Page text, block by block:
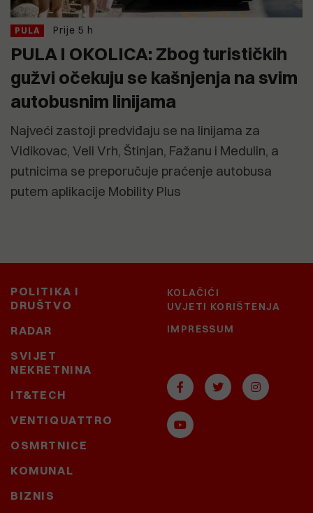
PULA Prije 5 h
PULA I OKOLICA: Zbog turističkih
gužvi očekuju se kašnjenja na svim
autobusnim linijama
Najveći zastoji predviđaju se na linijama za
Vidikovac, Veli Vrh, Štinjan, Fažanu i Medulin, a
putnicima se preporučuje praćenje autobusa
putem aplikacije Mobility Plus
POLITIKA I
DRUŠTVO
RADAR
SVIJET
NEKRETNINA
IT&TECH
VENTIQUATTRO
OSMRTNICE
KOMUNAL
BIZNIS
KOLAČIĆI
UVJETI KORIŠTENJA
IMPRESSUM